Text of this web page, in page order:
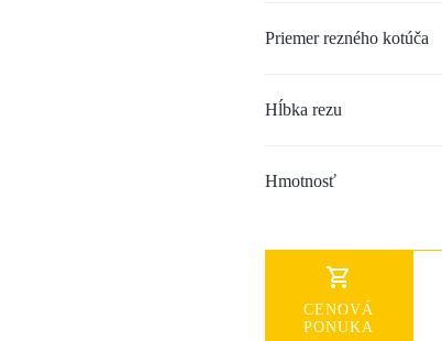
Priemer rezného kotúča
Hĺbka rezu
Hmotnosť
CENOVÁ
PONUKA